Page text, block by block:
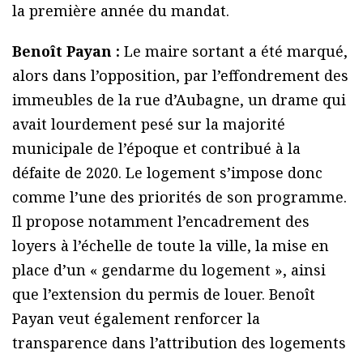
la première année du mandat.
Benoît Payan : Le maire sortant a été marqué,
alors dans l’opposition, par l’effondrement des
immeubles de la rue d’Aubagne, un drame qui
avait lourdement pesé sur la majorité
municipale de l’époque et contribué à la
défaite de 2020. Le logement s’impose donc
comme l’une des priorités de son programme.
Il propose notamment l’encadrement des
loyers à l’échelle de toute la ville, la mise en
place d’un « gendarme du logement », ainsi
que l’extension du permis de louer. Benoît
Payan veut également renforcer la
transparence dans l’attribution des logements